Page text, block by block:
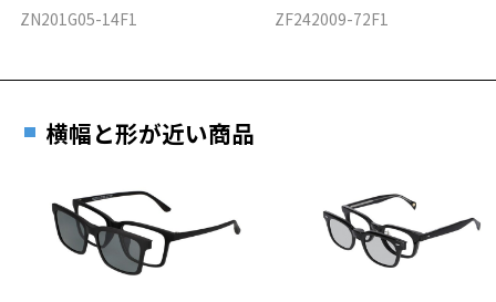
ZN201G05-14F1 ZF242009-72F1
横幅と形が近い商品